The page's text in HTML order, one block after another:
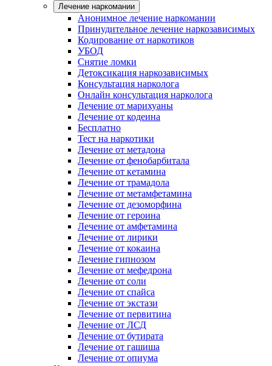
Лечение наркомании
Анонимное лечение наркомании
Принудительное лечение наркозависимых
Кодирование от наркотиков
УБОД
Снятие ломки
Детоксикация наркозависимых
Консультация нарколога
Онлайн консультация нарколога
Лечение от марихуаны
Лечение от кодеина
Бесплатно
Тест на наркотики
Лечение от метадона
Лечение от фенобарбитала
Лечение от кетамина
Лечение от трамадола
Лечение от метамфетамина
Лечение от дезоморфина
Лечение от героина
Лечение от амфетамина
Лечение от лирики
Лечение от кокаина
Лечение гипнозом
Лечение от мефедрона
Лечение от соли
Лечение от спайса
Лечение от экстази
Лечение от первитина
Лечение от ЛСД
Лечение от бутирата
Лечение от гашиша
Лечение от опиума